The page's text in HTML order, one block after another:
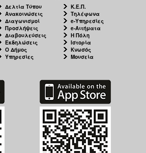
Δελτία Τύπου
Ανακοινώσεις
Διαγωνισμοί
Προσλήψεις
Διαβουλεύσεις
Εκδηλώσεις
Ο Δήμος
Υπηρεσίες
Κ.Ε.Π.
Τηλέφωνα
e-Υπηρεσίες
e-Αιτήματα
Η Πόλη
Ιστορία
Κνωσός
Μουσεία